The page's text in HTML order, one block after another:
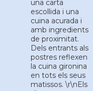
una carta
escollida i una
cuina acurada i
amb ingredients
de proximitat.
Dels entrants als
postres reflexen
la cuina gironina
en tots els seus
matissos. \r\nEls